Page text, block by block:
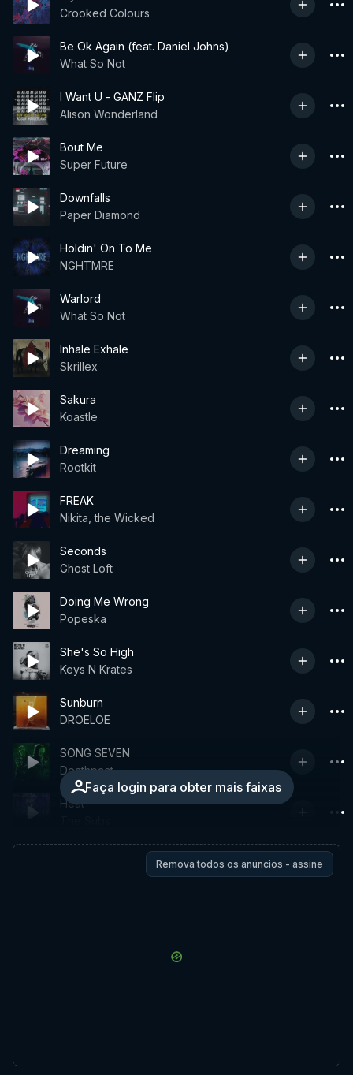
Crooked Colours
Be Ok Again (feat. Daniel Johns)
What So Not
I Want U - GANZ Flip
Alison Wonderland
Bout Me
Super Future
Downfalls
Paper Diamond
Holdin' On To Me
NGHTMRE
Warlord
What So Not
Inhale Exhale
Skrillex
Sakura
Koastle
Dreaming
Rootkit
FREAK
Nikita, the Wicked
Seconds
Ghost Loft
Doing Me Wrong
Popeska
She's So High
Keys N Krates
Sunburn
DROELOE
Faça login para obter mais faixas
SONG SEVEN
Deathpact
Heat
Remova todos os anúncios - assine